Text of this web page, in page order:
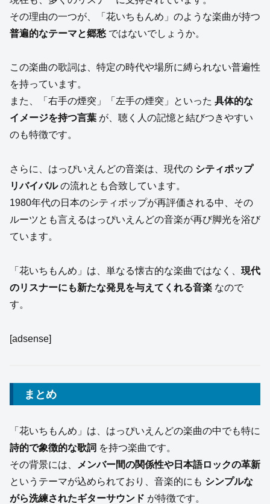
その理由の一つが、「花いちもんめ」のような楽曲が持つ
普遍的なテーマと郷愁 ではないでしょうか。
この楽曲の歌詞は、特定の時代や場所に縛られない普遍性
を持っています。
また、「右手の煙突」「左手の煙突」といった 具体的な
イメージを持つ言葉 が、聴く人の記憶と結びつきやすい
のも特徴です。
さらに、はっぴいえんどの音楽は、現代の シティポップ
リバイバルの流れとも合致しています。
1980年代の日本のシティポップが再評価される中、その
ルーツとも言えるはっぴいえんどの音楽が再び脚光を浴び
ています。
「花いちもんめ」は、単なる懐古的な楽曲ではなく、 現代
のリスナーにも新たな発見を与えてくれる音楽 なので
す。
[adsense]
まとめ
「花いちもんめ」は、はっぴいえんどの楽曲の中でも特に
詩的で象徴的な歌詞 を持つ楽曲です。
その背景には、
メンバー間の関係性や日本語ロックの革新
というテーマが込められており、音楽的にも シンプルな
がら洗練されたギターサウンド が特徴です。